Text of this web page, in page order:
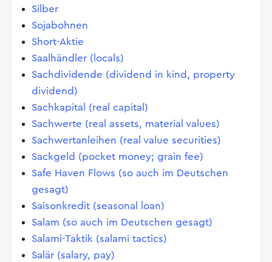
Silber
Sojabohnen
Short-Aktie
Saalhändler (locals)
Sachdividende (dividend in kind, property
dividend)
Sachkapital (real capital)
Sachwerte (real assets, material values)
Sachwertanleihen (real value securities)
Sackgeld (pocket money; grain fee)
Safe Haven Flows (so auch im Deutschen
gesagt)
Saisonkredit (seasonal loan)
Salam (so auch im Deutschen gesagt)
Salami-Taktik (salami tactics)
Salär (salary, pay)